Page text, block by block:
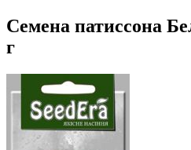
Семена патиссона
г